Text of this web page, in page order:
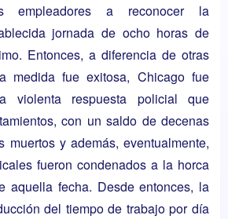
empleadores a reconocer la
jornada de ocho horas de
Entonces, a diferencia de otras
medida fue exitosa, Chicago fue
violenta respuesta policial que
con un saldo de decenas
muertos y además, eventualmente,
fueron condenados a la horca
aquella fecha. Desde entonces, la
del tiempo de trabajo por día